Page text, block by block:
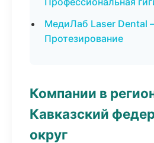
МедиЛаб Laser Dental
Протезирование
Компании в
Кавказский
округ